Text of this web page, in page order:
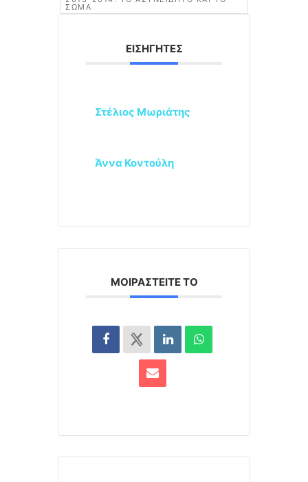
ΣΏΜΑ
ΕΙΣΗΓΗΤΈΣ
Στέλιος Μωριάτης
Άννα Κοντούλη
ΜΟΙΡΑΣΤΕΊΤΕ ΤΟ